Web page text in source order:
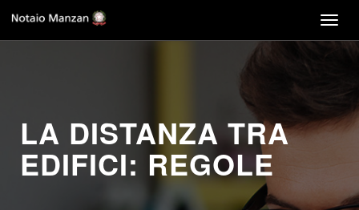
LA DISTANZA TRA
EDIFICI: REGOLE